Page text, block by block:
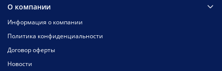
О компании
Информация о компании
Политика конфиденциальности
Договор оферты
Новости